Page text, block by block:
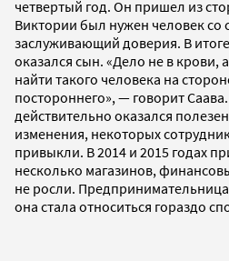
четвертый год. Он пришел из
Виктории был нужен человек со
заслуживающий доверия. В
оказался сын. «Дело не в крови,
найти такого человека на
постороннего», — говорит
действительно оказался
изменения, некоторых
привыкли. В 2014 и 2015 годах
несколько магазинов,
не росли. Предпринимательница
она стала относиться гораздо